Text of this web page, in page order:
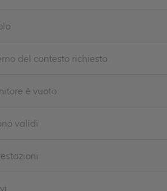
del contesto richiesto
è vuoto
validi